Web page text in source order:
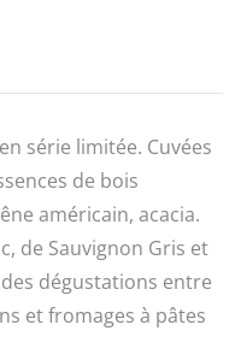
série limitée. Cuvées
de bois
américain, acacia.
de Sauvignon Gris et
dégustations entre
et fromages à pâtes